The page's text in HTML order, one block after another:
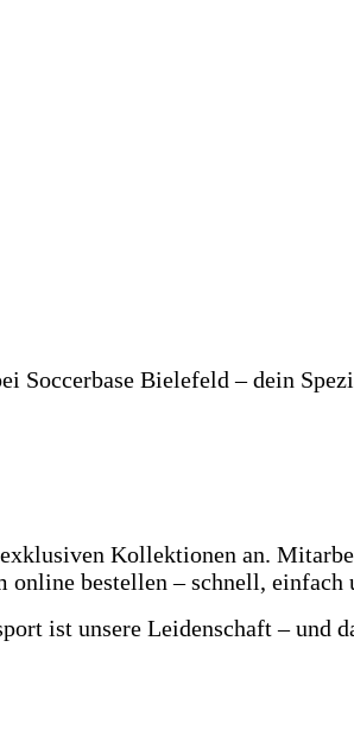
Soccerbase Bielefeld – dein
Kollektionen an.
online bestellen – schnell, einfach
ist unsere Leidenschaft – und